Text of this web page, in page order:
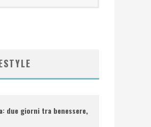
due giorni tra benessere,